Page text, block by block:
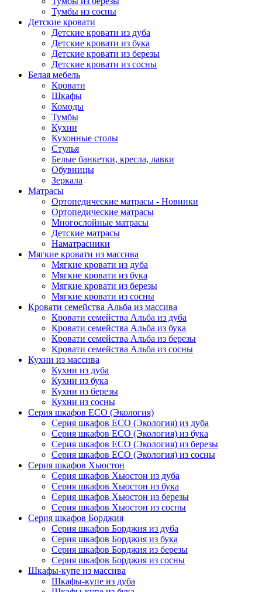
Тумбы из сосны
Детские кровати
Детские кровати из дуба
Детские кровати из бука
Детские кровати из березы
Детские кровати из сосны
Белая мебель
Кровати
Шкафы
Комоды
Тумбы
Кухни
Кухонные столы
Стулья
Белые банкетки, кресла, лавки
Обувницы
Зеркала
Матрасы
Ортопедические матрасы - Новинки
Ортопедические матрасы
Многослойные матрасы
Детские матрасы
Наматрасники
Мягкие кровати из массива
Мягкие кровати из дуба
Мягкие кровати из бука
Мягкие кровати из березы
Мягкие кровати из сосны
Кровати семейства Альба из массива
Кровати семейства Альба из дуба
Кровати семейства Альба из бука
Кровати семейства Альба из березы
Кровати семейства Альба из сосны
Кухни из массива
Кухни из дуба
Кухни из бука
Кухни из березы
Кухни из сосны
Серия шкафов ECO (Экология)
Серия шкафов ECO (Экология) из дуба
Серия шкафов ECO (Экология) из бука
Серия шкафов ECO (Экология) из березы
Серия шкафов ECO (Экология) из сосны
Серия шкафов Хьюстон
Серия шкафов Хьюстон из дуба
Серия шкафов Хьюстон из бука
Серия шкафов Хьюстон из березы
Серия шкафов Хьюстон из сосны
Серия шкафов Борджия
Серия шкафов Борджия из дуба
Серия шкафов Борджия из бука
Серия шкафов Борджия из березы
Серия шкафов Борджия из сосны
Шкафы-купе из массива
Шкафы-купе из дуба